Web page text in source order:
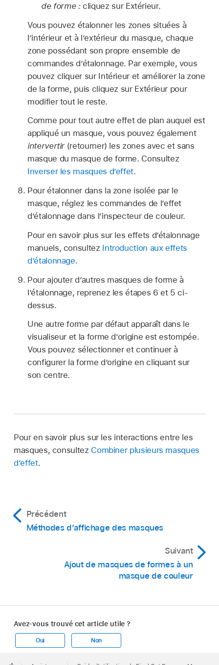
de forme :cliquez sur Extérieur.
Vous pouvez étalonner les zones situées à
l’intérieur et à l’extérieur du masque, chaque
zone possédant son propre ensemble de
commandes d’étalonnage. Par exemple, vous
pouvez cliquer sur Intérieur et améliorer la zone
de la forme, puis cliquez sur Extérieur pour
modifier tout le reste.
Comme pour tout autre effet de plan auquel est
appliqué un masque, vous pouvez également
intervertir(retourner) les zones avec et sans
masque du masque de forme. Consultez
Inverser les masques d’effet.
Pour étalonner dans la zone isolée par le
masque, réglez les commandes de l’effet
d’étalonnage dans l’inspecteur de couleur.
Pour en savoir plus sur les effets d’étalonnage
manuels, consultez Introduction aux effets
d’étalonnage.
Pour ajouter d’autres masques de forme à
l’étalonnage, reprenez les étapes 6 et 5 ci-
dessus.
Une autre forme par défaut apparaît dans le
visualiseur et la forme d’origine est estompée.
Vous pouvez sélectionner et continuer à
configurer la forme d’origine en cliquant sur
son centre.
Pour en savoir plus sur les interactions entre les
masques, consultez Combiner plusieurs masques
d’effet.
Précédent
Méthodes d’affichage des masques
Suivant
Ajout de masques de formes à un
masque de couleur
Avez-vous trouvé cet article utile ?
Oui Non
Footer